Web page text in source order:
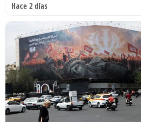
Hace 2 días